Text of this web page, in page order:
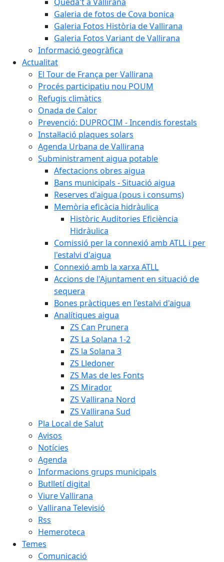
Galeria de fotos de Cova bonica
Galeria Fotos Història de Vallirana
Galeria Fotos Variant de Vallirana
Informació geogràfica
Actualitat
El Tour de França per Vallirana
Procés participatiu nou POUM
Refugis climàtics
Onada de Calor
Prevenció: DUPROCIM - Incendis forestals
Instal·lació plaques solars
Agenda Urbana de Vallirana
Subministrament aigua potable
Afectacions obres aigua
Bans municipals - Situació aigua
Reserves d'aigua (pous i consums)
Memòria eficàcia hidràulica
Històric Auditories Eficiència
Hidràulica
Comissió per la connexió amb ATLL i per
l'estalvi d'aigua
Connexió amb la xarxa ATLL
Accions de l'Ajuntament en situació de
sequera
Bones pràctiques en l'estalvi d'aigua
Analítiques aigua
ZS Can Prunera
ZS La Solana 1-2
ZS la Solana 3
ZS Lledoner
ZS Mas de les Fonts
ZS Mirador
ZS Vallirana Nord
ZS Vallirana Sud
Pla Local de Salut
Avisos
Notícies
Agenda
Informacions grups municipals
Butlletí digital
Viure Vallirana
Vallirana Televisió
Rss
Hemeroteca
Temes
Comunicació